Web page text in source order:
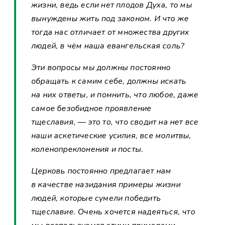
жизни, ведь если нет плодов Духа, то мы
вынуждены жить под законом. И что же
тогда нас отличает от множества других
людей, в чём наша евангельская соль?
Эти вопросы мы должны постоянно
обращать к самим себе, должны искать
на них ответы, и помнить, что любое, даже
самое безобидное проявление
тщеславия, — это то, что сводит на нет все
наши аскетические усилия, все молитвы,
коленопреклонения и посты.
Церковь постоянно предлагает нам
в качестве назидания примеры жизни
людей, которые сумели победить
тщеславие. Очень хочется надеяться, что